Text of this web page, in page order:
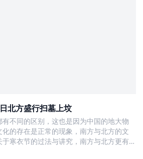
北方盛行扫墓上坟
不同的区别，这也是因为中国的地大物
的存在是正常的现象，南方与北方的文
寒衣节的过法与讲究，南方与北方更有